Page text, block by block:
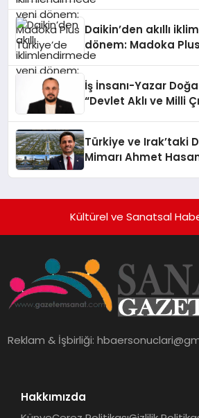
Daikin’den akıllı
dönem: Madoka
İş İnsanı-Yazar
“Devlet Aklı ve Milli
Türkiye ve Irak’taki
Mimarı Ahmet
Hayata Geçirecek
Kültürel ve Sanatsal
Reklam & İşbirliği:
Hakkımızda